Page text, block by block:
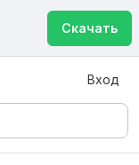
Скачать
Вход